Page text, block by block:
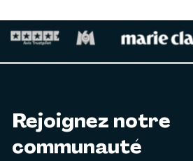
Rejoignez notre
communauté